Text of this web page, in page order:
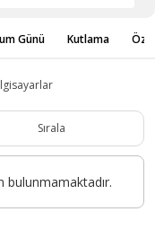
Günü Kutlama
Sırala
bulunmamaktadır.